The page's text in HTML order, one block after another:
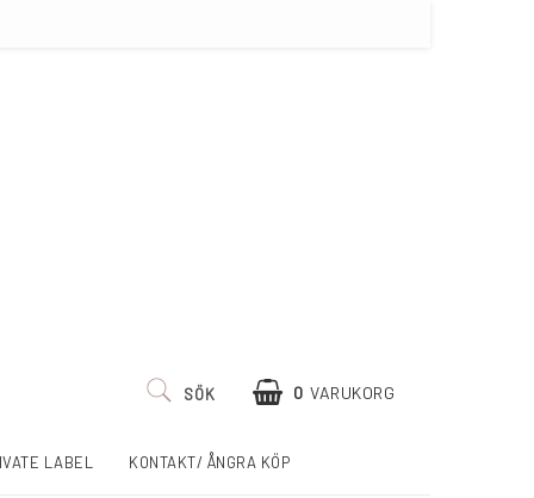
0 VARUKORG
SÖK
LABEL KONTAKT/ ÅNGRA KÖP